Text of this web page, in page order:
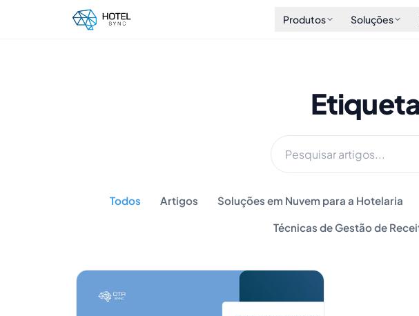
Produtos Soluções
Todos Artigos Soluções em Nuvem para a Hotelaria
Técnicas de Gestão de